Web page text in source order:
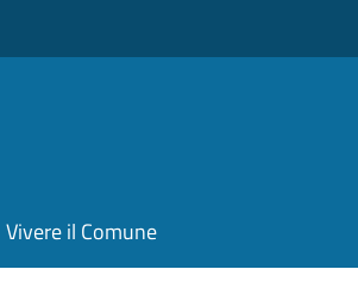
Vivere il Comune